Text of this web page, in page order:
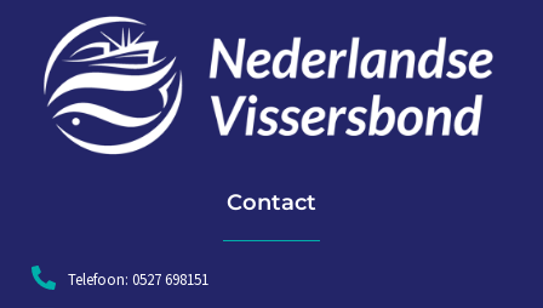
Contact
Telefoon: 0527 698151